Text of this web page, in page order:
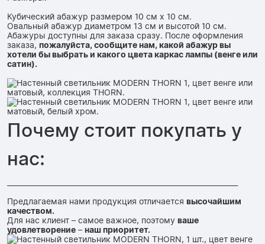
Кубический абажур размером 10 см x 10 см.
Овальный абажур диаметром 13 см и высотой 10 см.
Абажуры доступны для заказа сразу. После оформления
заказа, пожалуйста, сообщите нам, какой абажур вы
хотели бы выбрать и какого цвета каркас лампы (венге или
сатин).
Почему стоит покупать у
нас:
Предлагаемая нами продукция отличается высочайшим
качеством.
Для нас клиент – самое важное, поэтому ваше
удовлетворение – наш приоритет.